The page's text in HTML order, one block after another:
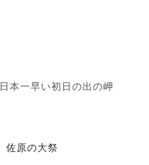
日本一早い初日の出の岬
佐原の大祭